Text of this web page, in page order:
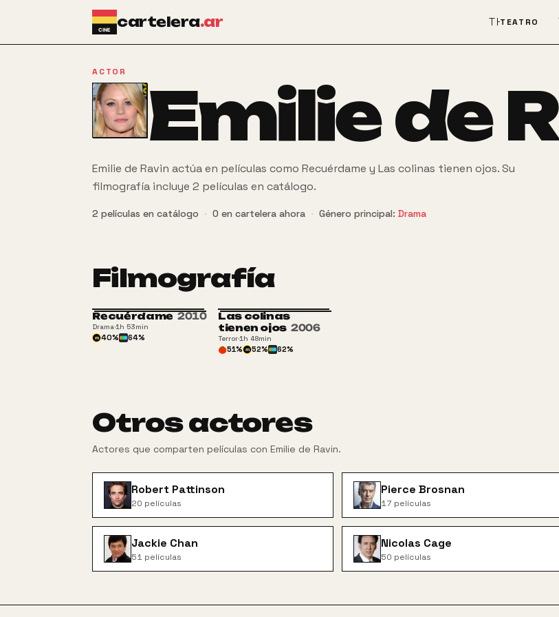
Ir al contenido principal
cartelera.ar TEATRO
ACTOR
Emilie de
Emilie de Ravin actúa en películas como Recuérdame y Las colinas tienen ojos. Su
filmografía incluye 2 películas en catálogo.
2 películas en catálogo · 0 en cartelera ahora · Género principal:Drama
Filmografía
Recuérdame 2010
Drama·1h 53min
m 40% 64%
Las colinas
tienen ojos 2006
Terror·1h 48min
51% m 52% 62%
Otros actores
Actores que comparten películas con Emilie de Ravin.
Robert Pattinson
20 películas
Pierce Brosnan
17 películas
Jackie Chan
51 películas
Nicolas Cage
50 películas